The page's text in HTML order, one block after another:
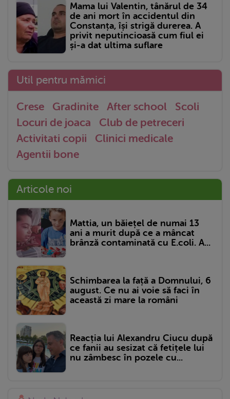
Mama lui Valentin, tânărul de 34
de ani mort în accidentul din
Constanța, își strigă durerea. A
privit neputincioasă cum fiul ei
și-a dat ultima suflare
Util pentru mămici
Crese Gradinite After school
Scoli
Locuri de joaca
Club de petreceri
Activitati copii
Clinici medicale
Agentii bone
Articole noi
Mattia, un băiețel de numai 13
ani a murit după ce a mâncat
brânză contaminată cu E.coli. A...
Schimbarea la față a Domnului, 6
august. Ce nu ai voie să faci în
această zi mare la români
Reacția lui Alexandru Ciucu după
ce fanii au sesizat că fetițele lui
nu zâmbesc în pozele cu...